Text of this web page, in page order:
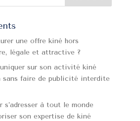
une offre kiné hors
légale et attractive ?
sur son activité kiné
sans faire de publicité interdite
s’adresser à tout le monde
son expertise de kiné